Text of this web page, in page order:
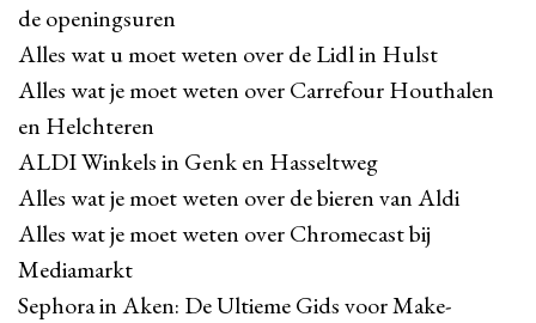
de openingsuren
Alles wat u moet weten over de Lidl in Hulst
Alles wat je moet weten over Carrefour Houthalen
en Helchteren
ALDI Winkels in Genk en Hasseltweg
Alles wat je moet weten over de bieren van Aldi
Alles wat je moet weten over Chromecast bij
Mediamarkt
Sephora in Aken: De Ultieme Gids voor Make-